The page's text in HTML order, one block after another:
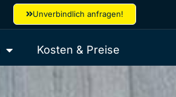
Unverbindlich anfragen!
Kosten & Preise